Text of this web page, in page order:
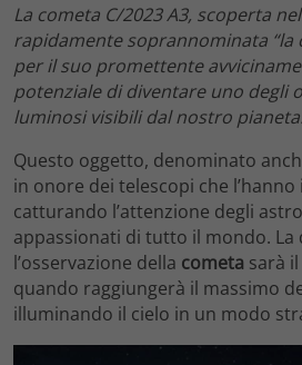
La cometa C/2023 A3, scoperta
rapidamente soprannominata “la
per il suo promettente
potenziale di diventare uno degli
luminosi visibili dal nostro pianeta.
Questo oggetto, denominato
in onore dei telescopi che
catturando l’attenzione degli
appassionati di tutto il mondo. La
l’osservazione della cometa sarà il
quando raggiungerà il massimo
illuminando il cielo in un modo